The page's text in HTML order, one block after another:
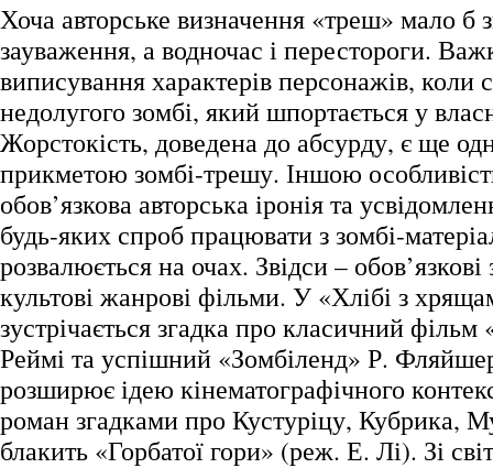
Хоча авторське визначення «треш» мало б
зауваження, а водночас і перестороги.
виписування характерів персонажів, коли
недолугого зомбі, який шпортається у
Жорстокість, доведена до абсурду, є ще
прикметою зомбі-трешу. Іншою
обов’язкова авторська іронія та
будь-яких спроб працювати з зомбі-
розвалюється на очах. Звідси –
культові жанрові фільми. У «Хлібі з
зустрічається згадка про класичний
Реймі та успішний «Зомбіленд» Р.
розширює ідею кінематографічного
роман згадками про Кустуріцу, Кубрика,
блакить «Горбатої гори» (реж. Е. Лі). Зі